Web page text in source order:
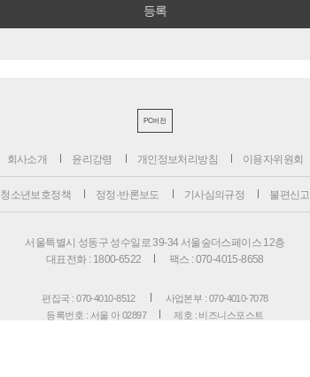
PC버전
회사소개 윤리강령 개인정보처리방침 이용자위원회
청소년보호정책 정정·반론보도 기사심의규정 불편신고
서울특별시 성동구 성수일로 39-34 서울숲더스페이스 12층
대표전화 : 1800-6522
팩스 : 070-4015-8658
편집국 : 070-4010-8512
사업본부 : 070-4010-7078
등록번호 : 서울 아 02897
제호 : 비즈니스포스트